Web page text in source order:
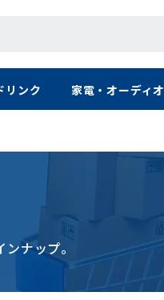
リンク 家電・オーディオ
ナップ。